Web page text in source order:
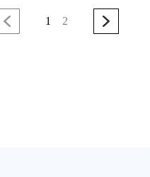
1 2